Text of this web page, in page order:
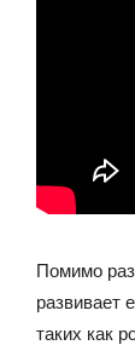
Помимо
развивает
таких как